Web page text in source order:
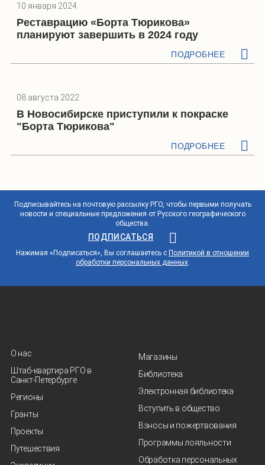
10 января 2024
Реставрацию «Борта Тюрикова»
планируют завершить в 2024 году
ПОДРОБНЕЕ
08 августа 2022
В Новосибирске приступили к покраске
"Борта Тюрикова"
ПОДРОБНЕЕ
Подписывайтесь на почтовую рассылку РГО, чтобы первыми получать
новости и специальные предложения от Русского географического
общества.
ПОДПИСАТЬСЯ
Нажимая «Подписаться», Вы соглашаетесь с Политикой в отношении
обработки персональных данных.
О нас
Штаб-квартира РГО в
Санкт‑Петербурге
Регионы
Гранты
Проекты
Путешествия
Магазины
Библиотека
Электронная библиотека
Вступить в общество
Взносы и пожертвования
Программы лояльности
Обработка персональных